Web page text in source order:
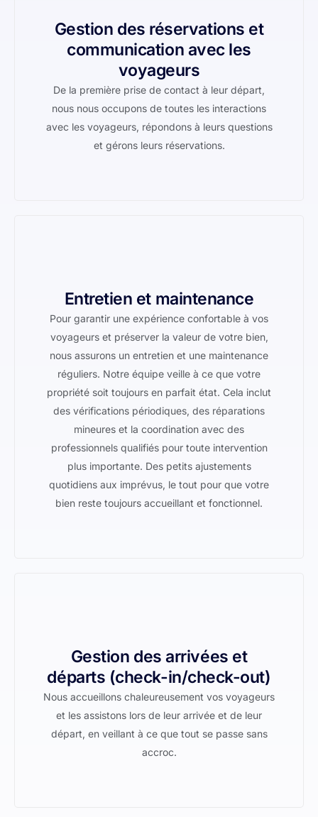
Gestion des réservations et
communication avec les
voyageurs
De la première prise de contact à leur départ,
nous nous occupons de toutes les interactions
avec les voyageurs, répondons à leurs questions
et gérons leurs réservations.
Entretien et maintenance
Pour garantir une expérience confortable à vos
voyageurs et préserver la valeur de votre bien,
nous assurons un entretien et une maintenance
réguliers. Notre équipe veille à ce que votre
propriété soit toujours en parfait état. Cela inclut
des vérifications périodiques, des réparations
mineures et la coordination avec des
professionnels qualifiés pour toute intervention
plus importante. Des petits ajustements
quotidiens aux imprévus, le tout pour que votre
bien reste toujours accueillant et fonctionnel.
Gestion des arrivées et
départs (check-in/check-out)
Nous accueillons chaleureusement vos voyageurs
et les assistons lors de leur arrivée et de leur
départ, en veillant à ce que tout se passe sans
accroc.